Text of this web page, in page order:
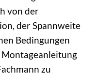
von der
der Spannweite
Bedingungen
Montageanleitung
zu